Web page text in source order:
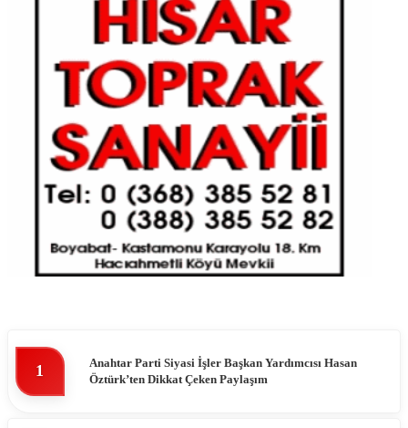
1
Anahtar Parti Siyasi İşler Başkan Yardımcısı Hasan
Öztürk’ten Dikkat Çeken Paylaşım